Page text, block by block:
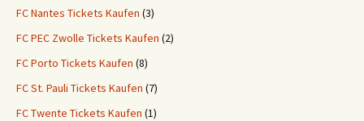
FC Nantes Tickets Kaufen (3)
FC PEC Zwolle Tickets Kaufen (2)
FC Porto Tickets Kaufen (8)
FC St. Pauli Tickets Kaufen (7)
FC Twente Tickets Kaufen (1)